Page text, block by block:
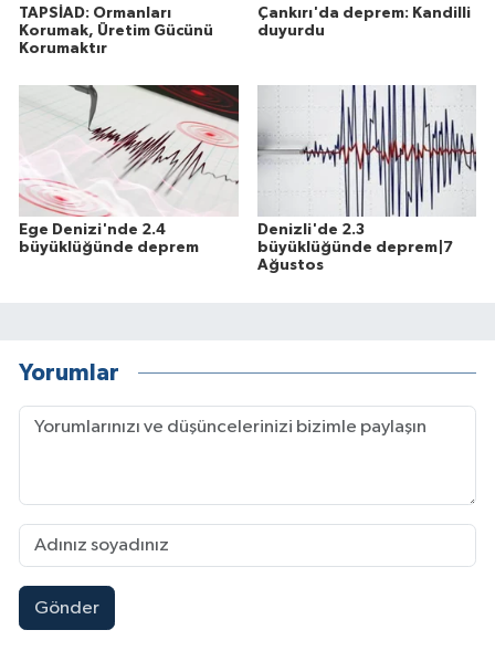
TAPSİAD: Ormanları
Korumak, Üretim Gücünü
Korumaktır
Çankırı'da deprem: Kandilli
duyurdu
Ege Denizi'nde 2.4
büyüklüğünde deprem
Denizli'de 2.3
büyüklüğünde deprem|7
Ağustos
Yorumlar
Gönder